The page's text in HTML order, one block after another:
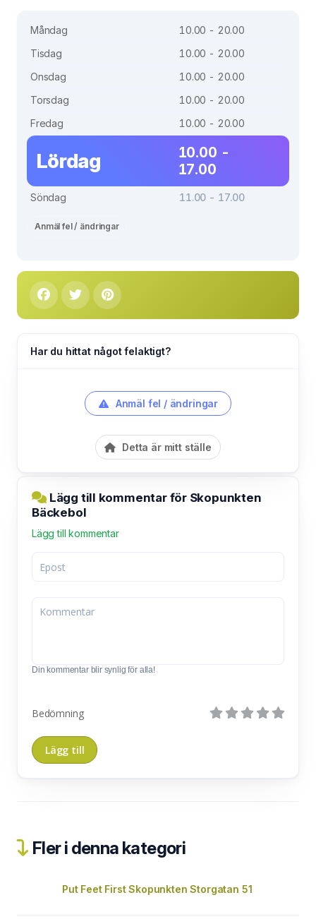
Måndag
10.00 - 20.00
Tisdag
10.00 - 20.00
Onsdag
10.00 - 20.00
Torsdag
10.00 - 20.00
Fredag
10.00 - 20.00
Lördag
10.00 -
17.00
Söndag 11.00 - 17.00
Anmäl fel / ändringar
Har du hittat något felaktigt?
Anmäl fel / ändringar
Detta är mitt ställe
Lägg till kommentar för Skopunkten
Bäckebol
Lägg till kommentar
Din kommentar blir synlig för alla!
Bedömning
Fler i denna kategori
Put Feet First Skopunkten Storgatan 51